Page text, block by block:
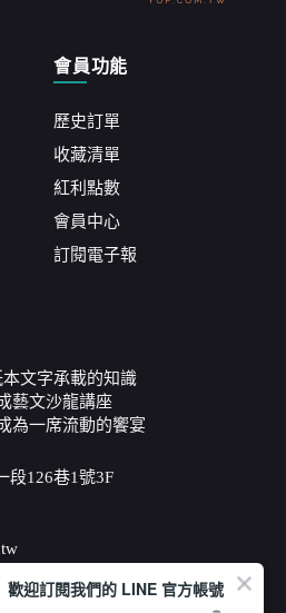
會員功能
歷史訂單
收藏清單
紅利點數
會員中心
訂閱電子報
文字承載的知識
藝文沙龍講座
為一席流動的饗宴
段126巷1號3F
歡迎訂閱我們的 LINE 官方帳號